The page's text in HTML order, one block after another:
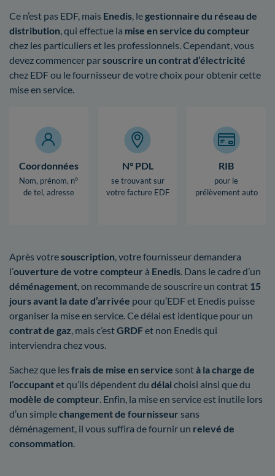
Ce n’est pas EDF, mais Enedis, legestionnaire du réseau de
distribution, qui effectue la mise en service du compteur
chez les particuliers et les professionnels. Cependant, vous
devez commencer parsouscrire un contrat d’électricité
chez EDF ou le fournisseur de votre choix pour obtenir cette
mise en service.
Coordonnées
Nom, prénom, n°
de tel, adresse
N° PDL
se trouvant sur
votre facture EDF
RIB
pour le
prélèvement auto
Après votresouscription, votre fournisseur demandera
l’ouverture de votre compteur à Enedis. Dans le cadre d’un
déménagement, on recommande de souscrire un contrat 15
jours avant la date d’arrivée pour qu’EDF et Enedis puisse
organiser la mise en service. Ce délai est identique pour un
contrat de gaz, mais c’estGRDFet non Enedis qui
interviendra chez vous.
Sachez que les frais de mise en service sontà la charge de
l’occupantet qu’ils dépendent du délaichoisi ainsi que du
modèle de compteur. Enfin, la mise en service est inutile lors
d’un simplechangement de fournisseur sans
déménagement, il vous suffira de fournir un relevé de
consommation.